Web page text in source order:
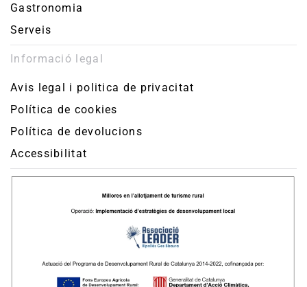
Gastronomia
Serveis
Informació legal
Avis legal i politica de privacitat
Política de cookies
Política de devolucions
Accessibilitat